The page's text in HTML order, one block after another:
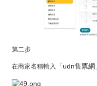
第二步
在商家名稱輸入 「udn售票